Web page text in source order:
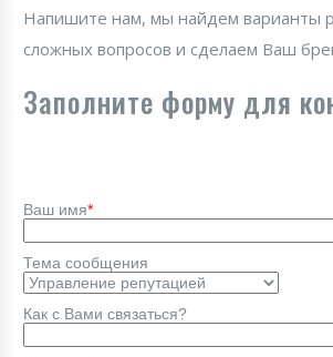
Напишите нам, мы найдем варианты
сложных вопросов и сделаем Ваш
Заполните форму для
Ваш имя*
Тема сообщения
Как с Вами связаться?